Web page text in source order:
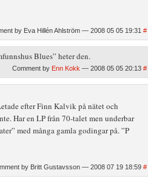
by Eva Hillén Ahlström — 2008 05 05 19:31 #
Blues” heter den.
Comment by Enn Kokk — 2008 05 05 20:13 #
efter Finn Kalvik på nätet och
Har en LP från 70-talet men underbar
med många gamla godingar på. ”P
by Britt Gustavsson — 2008 07 19 18:59 #